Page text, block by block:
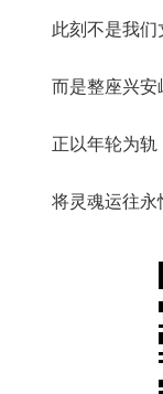
此刻 不是我们
而是整座兴安
正以年轮为轨
将灵魂运往永